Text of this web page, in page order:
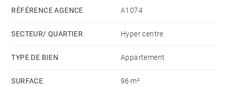
RÉFÉRENCE AGENCE A1074
SECTEUR/ QUARTIER Hyper centre
TYPE DE BIEN Appartement
SURFACE 96 m²